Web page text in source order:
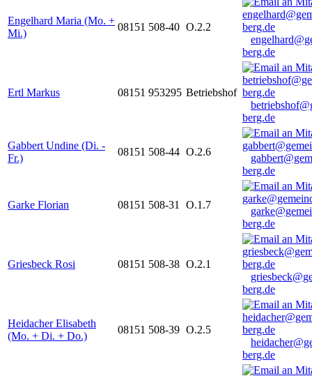
Engelhard Maria (Mo. +
Mi.)
08151 508-40 O.2.2
berg.de
Ertl Markus 08151 953295 Betriebshof
berg.de
Gabbert Undine (Di. -
Fr.)
08151 508-44 O.2.6
berg.de
Garke Florian 08151 508-31 O.1.7
berg.de
Griesbeck Rosi 08151 508-38 O.2.1
berg.de
Heidacher Elisabeth
(Mo. + Di. + Do.)
08151 508-39 O.2.5
berg.de